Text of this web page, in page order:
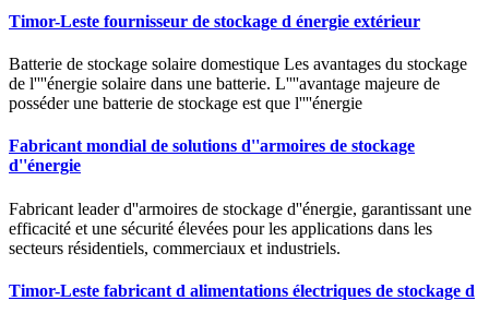
Timor-Leste fournisseur de stockage d énergie extérieur
Batterie de stockage solaire domestique Les avantages du stockage
de l''''énergie solaire dans une batterie. L''''avantage majeure de
posséder une batterie de stockage est que l''''énergie
Fabricant mondial de solutions d''armoires de stockage
d''énergie
Fabricant leader d''armoires de stockage d''énergie, garantissant une
efficacité et une sécurité élevées pour les applications dans les
secteurs résidentiels, commerciaux et industriels.
Timor-Leste fabricant d alimentations électriques de stockage d